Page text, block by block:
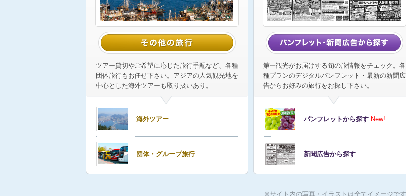
ツアー貸切やご希望に応じた旅行手配など、各種
団体旅行もお任せ下さい。アジアの人気観光地を
中心とした海外ツアーも取り扱いあり。
海外ツアー
団体・グループ旅行
第一観光がお届けする旬の旅情報をチェック。各
種プランのデジタルパンフレット・最新の新聞広
告からお好みの旅行をお探し下さい。
パンフレットから探す New!
新聞広告から探す
※サイト内の写真・イラストは全てイメージです